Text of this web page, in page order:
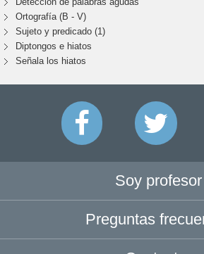
Ortografía (B - V)
Sujeto y predicado (1)
Diptongos e hiatos
Señala los hiatos
Soy profesor
Preguntas